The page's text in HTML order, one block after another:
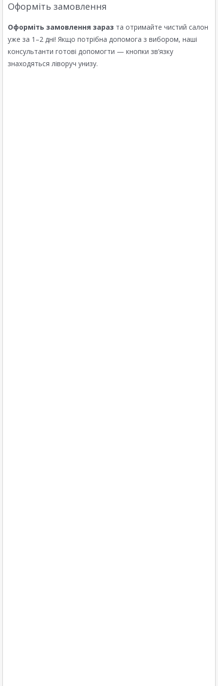
Оформіть замовлення
Оформіть замовлення зараз та отримайте чистий салон
уже за 1–2 дні! Якщо потрібна допомога з вибором, наші
консультанти готові допомогти — кнопки зв’язку
знаходяться ліворуч унизу.